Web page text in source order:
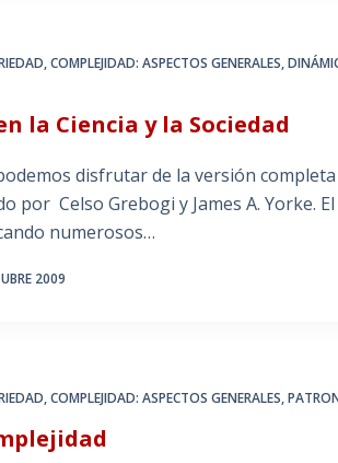
,COMPLEJIDAD: ASPECTOS GENERALES,
la Ciencia y la Sociedad
disfrutar de la versión
por Celso Grebogi y James A. Yorke.
numerosos…
2009
,COMPLEJIDAD: ASPECTOS GENERALES,